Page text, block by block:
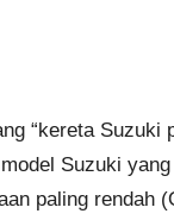
“kereta Suzuki
Suzuki
paling rendah